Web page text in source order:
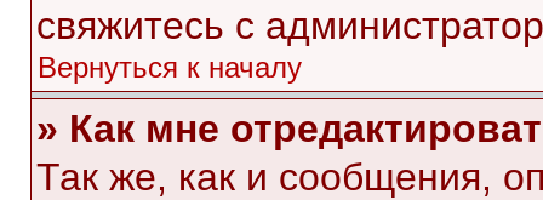
свяжитесь с
Вернуться к началу
» Как мне
Так же, как и сообщения,